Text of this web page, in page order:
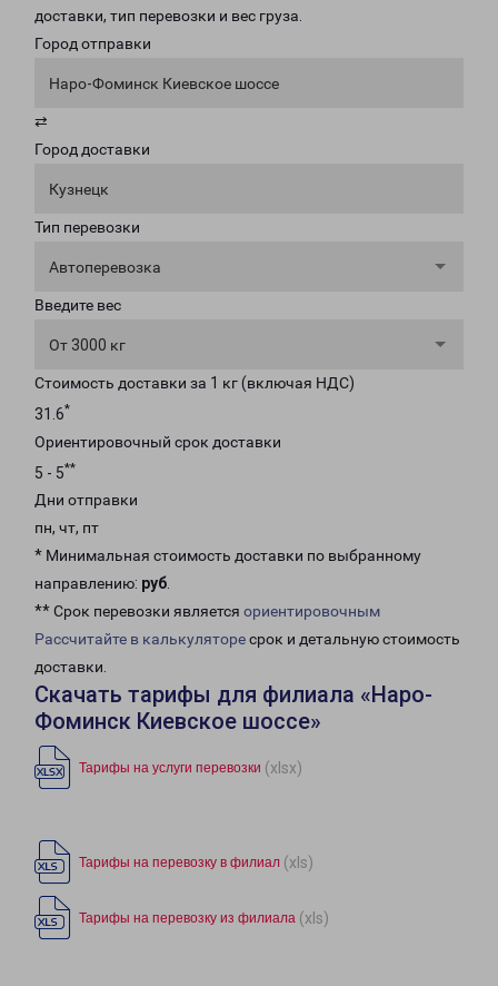
доставки, тип перевозки и вес груза.
Город отправки
Наро-Фоминск Киевское шоссе
⇄
Город доставки
Кузнецк
Тип перевозки
Автоперевозка
Введите вес
От 3000 кг
Стоимость доставки за 1 кг (включая НДС)
31.6*
Ориентировочный срок доставки
5 - 5**
Дни отправки
пн, чт, пт
* Минимальная стоимость доставки по выбранному
направлению: руб.
** Срок перевозки является ориентировочным
Рассчитайте в калькуляторесрок и детальную стоимость
доставки.
Скачать тарифы для филиала «Наро-
Фоминск Киевское шоссе»
Тарифы на услуги перевозки (xlsx)
Тарифы на перевозку в филиал (xls)
Тарифы на перевозку из филиала (xls)